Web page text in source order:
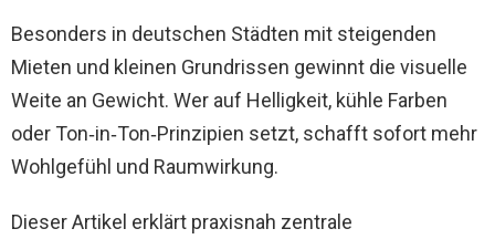
Besonders in deutschen Städten mit steigenden
Mieten und kleinen Grundrissen gewinnt die visuelle
Weite an Gewicht. Wer auf Helligkeit, kühle Farben
oder Ton‑in‑Ton‑Prinzipien setzt, schafft sofort mehr
Wohlgefühl und Raumwirkung.
Dieser Artikel erklärt praxisnah zentrale